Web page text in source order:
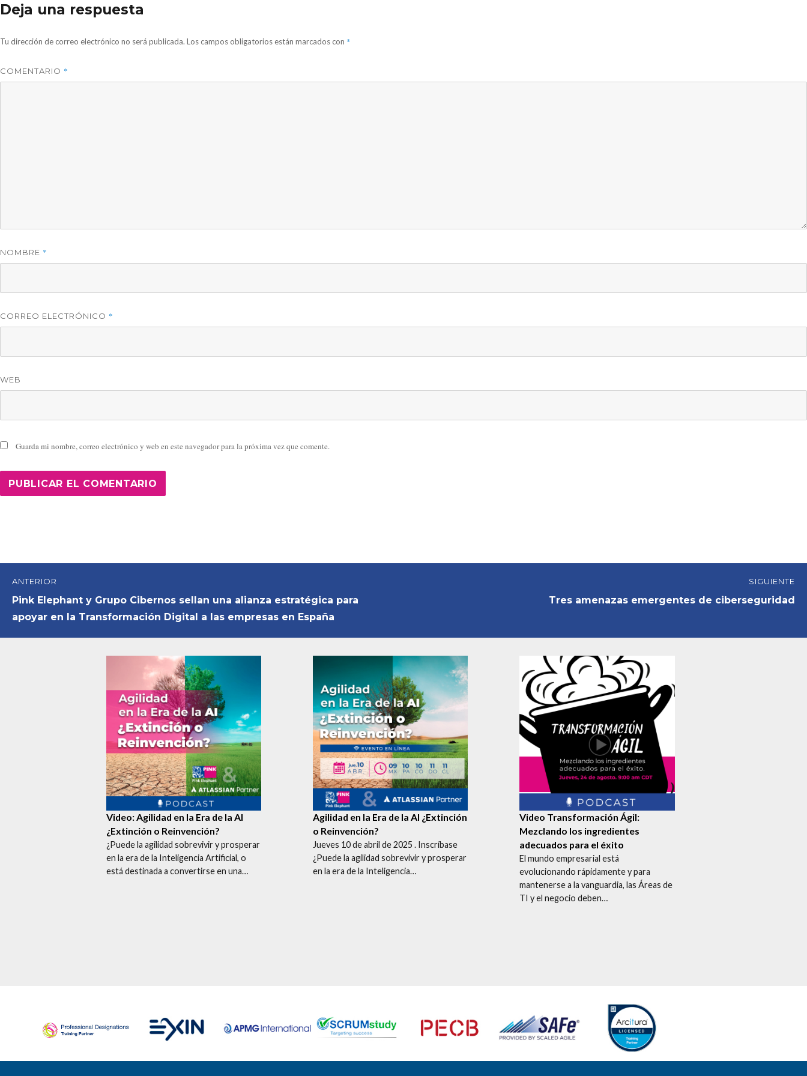
Deja una respuesta
Tu dirección de correo electrónico no será publicada. Los campos obligatorios están marcados con *
COMENTARIO *
NOMBRE *
CORREO ELECTRÓNICO *
WEB
Guarda mi nombre, correo electrónico y web en este navegador para la próxima vez que comente.
Navegación
de
entradas
ANTERIOR
Entrada
anterior:
Pink Elephant y Grupo Cibernos sellan una alianza estratégica para
apoyar en la Transformación Digital a las empresas en España
SIGUIENTE
Tres amenazas emergentes de ciberseguridad
Video: Agilidad en la Era de la AI
¿Extinción o Reinvención?
¿Puede la agilidad sobrevivir y prosperar
en la era de la Inteligencia Artificial, o
está destinada a convertirse en una…
Agilidad en la Era de la AI ¿Extinción
o Reinvención?
Jueves 10 de abril de 2025 . Inscríbase
¿Puede la agilidad sobrevivir y prosperar
en la era de la Inteligencia…
Video Transformación Ágil:
Mezclando los ingredientes
adecuados para el éxito
El mundo empresarial está
evolucionando rápidamente y para
mantenerse a la vanguardia, las Áreas de
TI y el negocio deben…